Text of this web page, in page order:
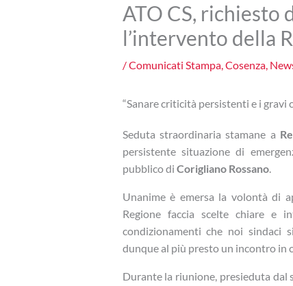
ATO CS, richiesto
l’intervento della
/Comunicati Stampa,Cosenza,
“Sanare criticità persistenti e i
Seduta straordinaria stamane a
persistente situazione di
pubblico di Corigliano Rossano.
Unanime è emersa la volontà di
Regione faccia scelte chiare e
condizionamenti che noi sindaci
dunque al più presto un incontro in
Durante la riunione, presieduta dal